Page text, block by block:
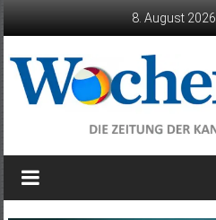
8. August 2026
Wochenblatt
die